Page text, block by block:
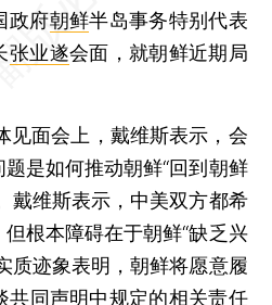
政府朝鲜半岛事务特别代表
张业遂会面，就朝鲜近期局
面会上，戴维斯表示，会
是如何推动朝鲜“回到朝鲜
戴维斯表示，中美双方都希
根本障碍在于朝鲜“缺乏兴
质迹象表明，朝鲜将愿意履
同声明中规定的相关责任